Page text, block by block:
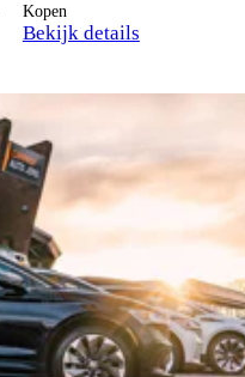
Kopen
Bekijk details